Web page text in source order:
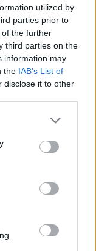
utilized by
parties prior to
the further
third parties on the
information may
the IAB’s List of
disclose it to other
or more Google
You may click to
party tags to
in below Google
parte della
i volti già in
tra
chi invece
e attenzione